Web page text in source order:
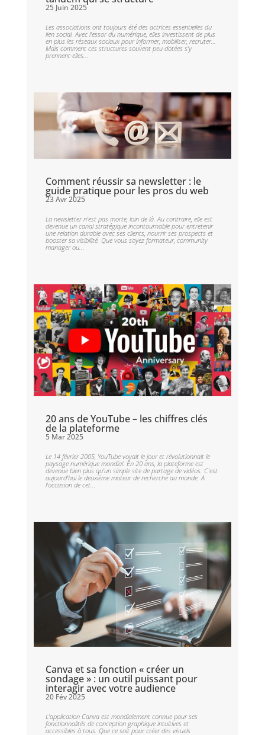
25 Juin 2025
Les associations ont toujours été des actrices essentielles du
lien social. Avec l’essor du numérique, elles investissent de plus
en plus les réseaux sociaux pour informer, mobiliser, recruter…
Mais comment ces structures souvent peu dotées s’y
prennent-elles...
Comment réussir sa newsletter : le
guide pratique pour les pros du web
23 Avr 2025
La newsletter n’est pas morte, loin de là. Au contraire, elle est
devenue un canal stratégique incontournable pour entretenir
une relation durable avec ses clients, nourrir ses prospects et
booster sa visibilité. Que vous soyez formateur, community
manager ou...
20 ans de YouTube – les chiffres clés
de la plateforme
5 Mar 2025
Le 14 février 2005, YouTube voyait le jour et révolutionnait le
paysage numérique mondial. En 20 ans, la plateforme est
devenue bien plus qu’un simple site de partage de vidéos. C’est
aujourd’hui le deuxième moteur de recherche au monde. A
l’occasion de cet...
Canva et sa fonction « créer un
sondage » : un outil puissant pour
interagir avec votre audience
20 Fév 2025
L’application Canva est mondialement connue pour ses
fonctionnalités de conception graphique intuitives et
accessibles à tous. Que ce soit pour créer des visuels